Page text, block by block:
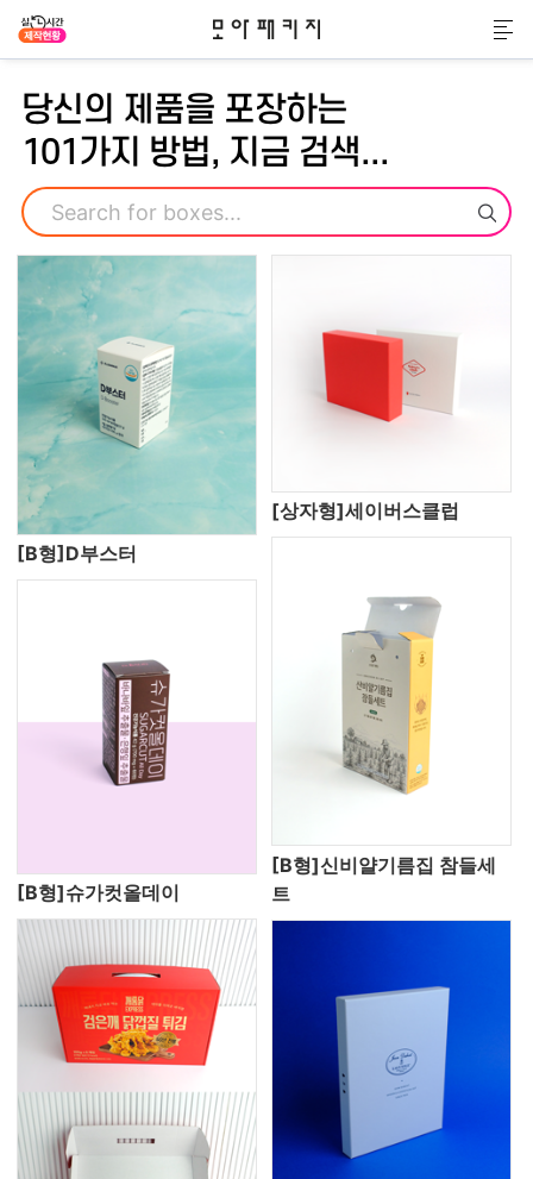
모아패키지
메
당신의 제품을 포장하는
101가지 방법, 지금 검색...
검색
[B형]D부스터
[상자형]세이버스클럽
[B형]슈가컷올데이
[B형]신비얄기름집 참들세
트